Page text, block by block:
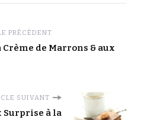
PRÉCÉDENT
Crème de Marrons & aux
SUIVANT
Surprise à la